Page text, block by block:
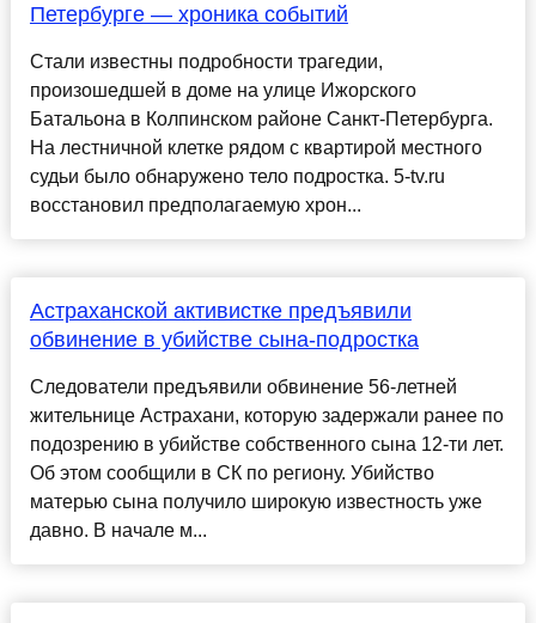
Петербурге — хроника событий
Стали известны подробности трагедии,
произошедшей в доме на улице Ижорского
Батальона в Колпинском районе Санкт-Петербурга.
На лестничной клетке рядом с квартирой местного
судьи было обнаружено тело подростка. 5-tv.ru
восстановил предполагаемую хрон...
Астраханской активистке предъявили
обвинение в убийстве сына-подростка
Следователи предъявили обвинение 56-летней
жительнице Астрахани, которую задержали ранее по
подозрению в убийстве собственного сына 12-ти лет.
Об этом сообщили в СК по региону. Убийство
матерью сына получило широкую известность уже
давно. В начале м...